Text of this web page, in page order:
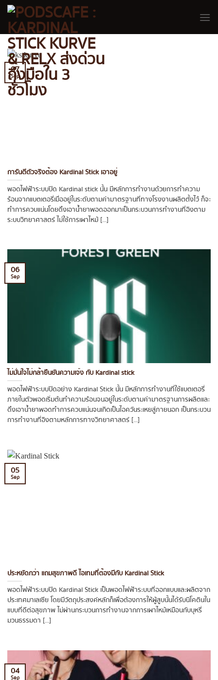
Skip
content
การันตีตัวจริงต้อง Kardinal Stick เอาอยู่
พอดไฟฟ้าระบบปิด Kardinal stick นั้น มีหลักการทำงานด้วยการทำความ
ร้อนจากแบตเตอรี่เมื่ออยู่ในระดับตามค่ามาตรฐานที่ทางโรงงานผลิตตั้งไว้ ก็จะ
ทำการควบแน่นโดยดึงเอาน้ำยาพอดออกมาเป็นกระบวนการทำงานที่อิงตาม
ระบบวิทยาศาสตร์ ไม่ใช้การเผาไหม้ [...]
07
Sep
ไม่มั่นใจไม่กล้ายืนยันความเจ๋ง กับ Kardinal stick
พอดไฟฟ้าระบบปิดอย่าง Kardinal Stick นั้น มีหลักการทำงานที่ใช้แบตเตอรี่
ภายในตัวพอดเริ่มต้นทำความร้อนจนอยู่ในระดับตามค่ามาตรฐานการผลิตและ
ดึงเอาน้ำยาพอดทำการควบแน่นจนเกิดเป็นไอควันระเหยสู่ภายนอก เป็นกระบวน
การทำงานที่อิงตามหลักการทางวิทยาศาสตร์ [...]
06
Sep
ประหยัดกว่า แถมสุขภาพดี ไอเทมที่ต้องมีกับ Kardinal Stick
พอดไฟฟ้าระบบปิด Kardinal Stick เป็นพอดไฟฟ้าระบบที่ออกแบบและผลิตจาก
ประเทศมาเลเซีย โดยมีวัตถุประสงค์หลักก็เพื่อต้องการให้ผู้สูบนั้นได้รับนิโคตินใน
แบบที่ดีต่อสุขภาพ ไม่ผ่านกระบวนการทำงานจากการเผาไหม้เหมือนกับบุหรี่
มวนธรรมดา [...]
05
Sep
04
Sep